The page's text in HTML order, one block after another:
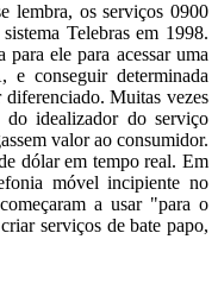
lembra, os serviços 0900
Telebras em 1998.
ele para acessar uma
conseguir determinada
Muitas vezes
idealizador do serviço
valor ao consumidor.
dólar em tempo real. Em
móvel incipiente no
a usar "para o
serviços de bate papo,